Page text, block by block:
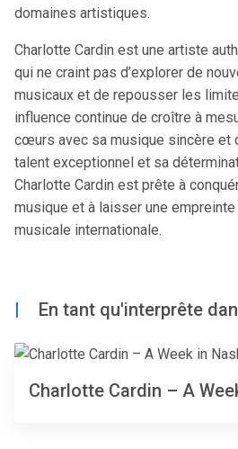
domaines artistiques.
Charlotte Cardin est une artiste
qui ne craint pas d’explorer de
musicaux et de repousser les
influence continue de croître à
cœurs avec sa musique sincère et
talent exceptionnel et sa
Charlotte Cardin est prête à
musique et à laisser une
musicale internationale.
| En tant qu'interprête
Charlotte Cardin – A